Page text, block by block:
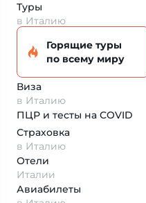
Туры
в Италию
Горящие туры
по всему миру
Виза
в Италию
ПЦР и тесты на COVID
Страховка
в Италию
Отели
Италии
Авиабилеты